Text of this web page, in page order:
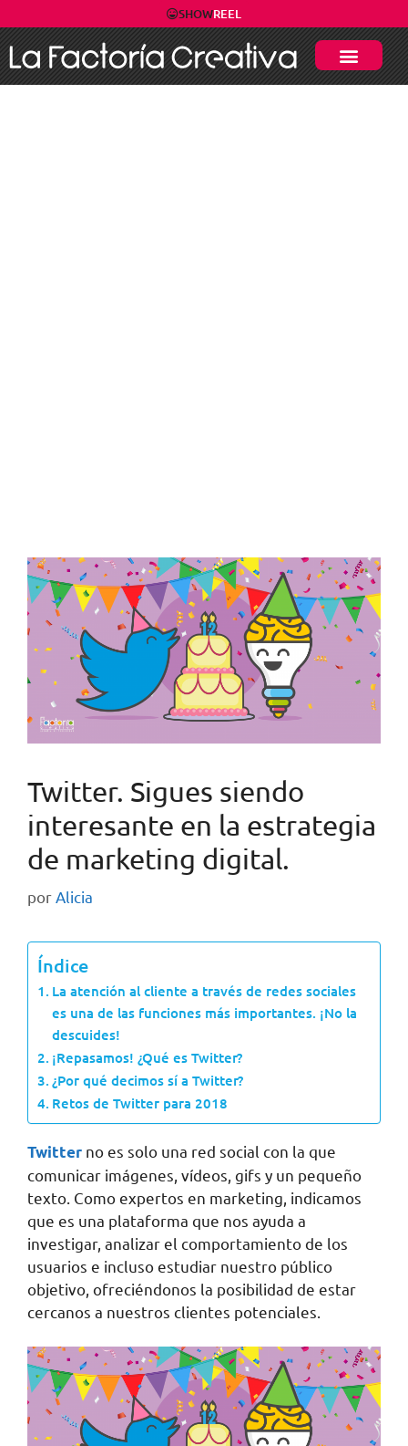
SHOWREEL
Twitter. Sigues siendo
interesante en la estrategia
de marketing digital.
por Alicia
Índice
La atención al cliente a través de redes sociales
es una de las funciones más importantes. ¡No la
descuides!
¡Repasamos! ¿Qué es Twitter?
¿Por qué decimos sí a Twitter?
Retos de Twitter para 2018
Twitter no es solo una red social con la que
comunicar imágenes, vídeos, gifs y un pequeño
texto. Como expertos en marketing, indicamos
que es una plataforma que nos ayuda a
investigar, analizar el comportamiento de los
usuarios e incluso estudiar nuestro público
objetivo, ofreciéndonos la posibilidad de estar
cercanos a nuestros clientes potenciales.